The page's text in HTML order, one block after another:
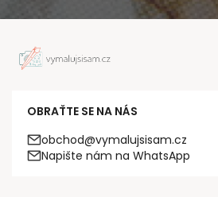
OBRAŤTE SE NA NÁS
obchod@vymalujsisam.cz
Napište nám na WhatsApp